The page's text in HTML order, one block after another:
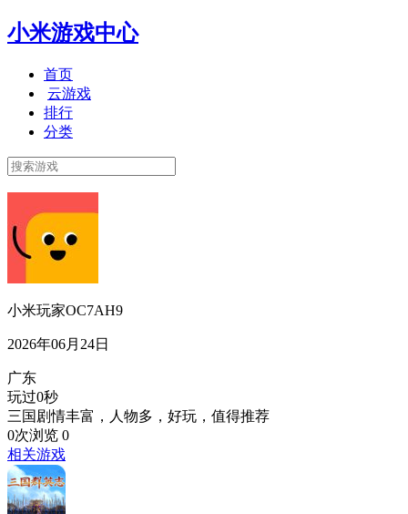
小米游戏中心
首页
云游戏
排行
分类
小米玩家OC7AH9
2026年06月24日
广东
玩过0秒
三国剧情丰富，人物多，好玩，值得推荐
0次浏览 0
相关游戏